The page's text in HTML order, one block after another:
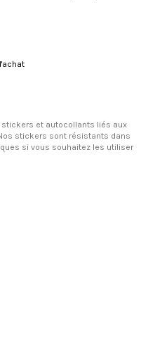
et autocollants liés aux
stickers sont résistants dans
si vous souhaitez les utiliser